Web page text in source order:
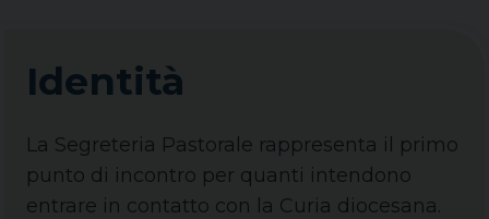
Identità
La Segreteria Pastorale rappresenta il primo
punto di incontro per quanti intendono
entrare in contatto con la Curia diocesana.